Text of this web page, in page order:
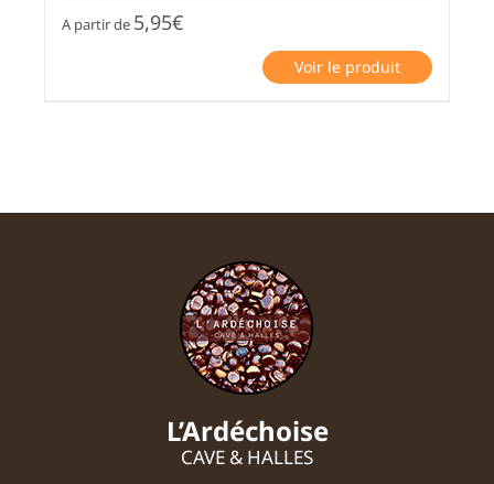
A partir de 5,95€
Voir le produit
L’Ardéchoise
CAVE & HALLES